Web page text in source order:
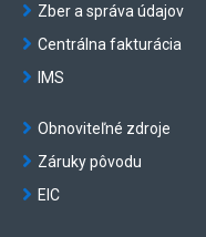
Zber a správa údajov
Centrálna fakturácia
IMS
Obnoviteľné zdroje
Záruky pôvodu
EIC